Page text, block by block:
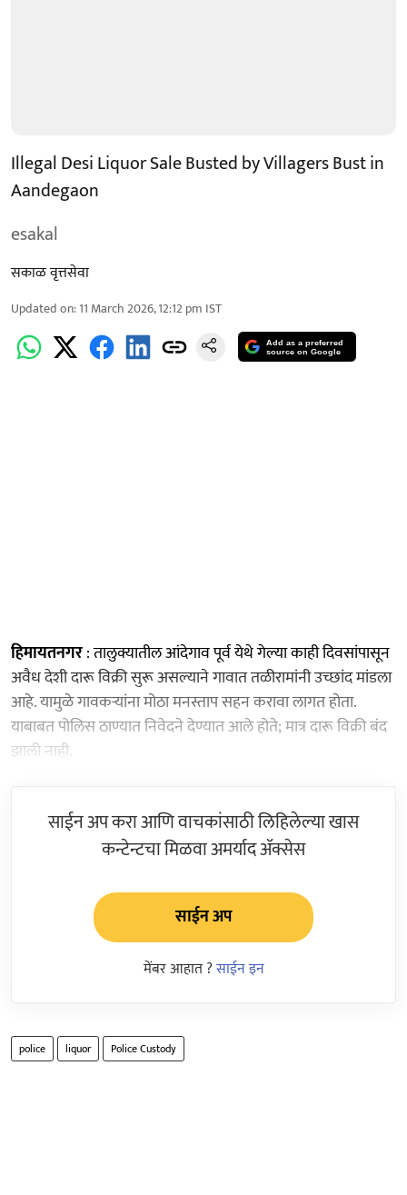
Illegal Desi Liquor Sale Busted by Villagers Bust in
Aandegaon
esakal
सकाळ वृत्तसेवा
Updated on:11 March 2026, 12:12 pm IST
Add as a preferred
source on Google
हिमायतनगर: तालुक्यातील आंदेगाव पूर्व येथे गेल्या काही दिवसांपासून
अवैध देशी दारू विक्री सुरू असल्याने गावात तळीरामांनी उच्छांद मांडला
आहे. यामुळे गावकऱ्यांना मोठा मनस्ताप सहन करावा लागत होता.
याबाबत पोलिस ठाण्यात निवेदने देण्यात आले होते; मात्र दारू विक्री बंद
झाली नाही.
साईन अप करा आणि वाचकांसाठी लिहिलेल्या खास
कन्टेन्टचा मिळवा अमर्याद ॲक्सेस
साईन अप
मेंबर आहात ?साईन इन
police liquor Police Custody